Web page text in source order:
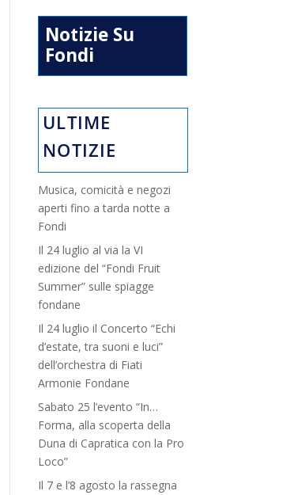
Notizie Su
Fondi
ULTIME
NOTIZIE
Musica, comicità e negozi
aperti fino a tarda notte a
Fondi
Il 24 luglio al via la VI
edizione del “Fondi Fruit
Summer” sulle spiagge
fondane
Il 24 luglio il Concerto “Echi
d’estate, tra suoni e luci”
dell’orchestra di Fiati
Armonie Fondane
Sabato 25 l’evento “In…
Forma, alla scoperta della
Duna di Capratica con la Pro
Loco”
Il 7 e l’8 agosto la rassegna